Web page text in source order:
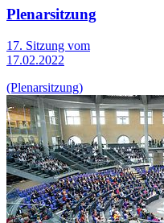
Plenarsitzung
17. Sitzung vom
17.02.2022
(Plenarsitzung)